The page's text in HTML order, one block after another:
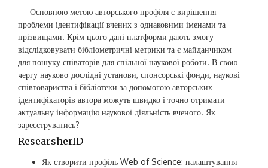
Основною метою авторського профіля є вирішення
проблеми ідентифікації вчених з однаковими іменами та
прізвищами. Крім цього дані платформи дають змогу
відслідковувати бібліометричні метрики та є майданчиком
для пошуку співаторів для спільної наукової роботи. В свою
чергу науково-дослідні установи, спонсорські фонди, наукові
співтовариства і бібліотеки за допомогою авторських
ідентифікаторів автора можуть швидко і точно отримати
актуальну інформацію наукової діяльність вченого. Як
зареєструватись?
ResearsherID
Як створити профіль Web of Science: налаштування